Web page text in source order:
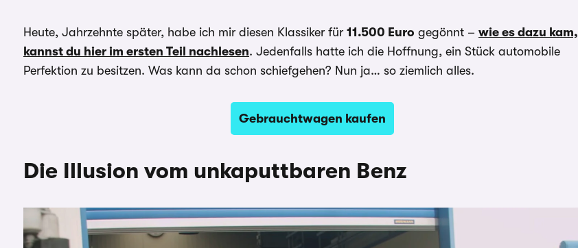
Heute, Jahrzehnte später, habe ich mir diesen Klassiker für 11.500 Euro gegönnt – wie es dazu kam,
kannst du hier im ersten Teil nachlesen. Jedenfalls hatte ich die Hoffnung, ein Stück automobile
Perfektion zu besitzen. Was kann da schon schiefgehen? Nun ja… so ziemlich alles.
Gebrauchtwagen kaufen
Die Illusion vom unkaputtbaren Benz